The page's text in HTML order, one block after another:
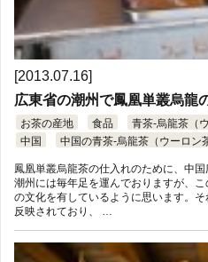
[2013.07.16]
広東省の潮州で鳳凰単叢烏龍
お茶の産地 食品 青茶-烏龍茶（
中国
中国の青茶-烏龍茶（ウーロン
鳳凰単叢烏龍茶の仕入れのために、中
潮州には毎年足を運んでおりますが、
の文化を有しているように思います。
反映されており、 …